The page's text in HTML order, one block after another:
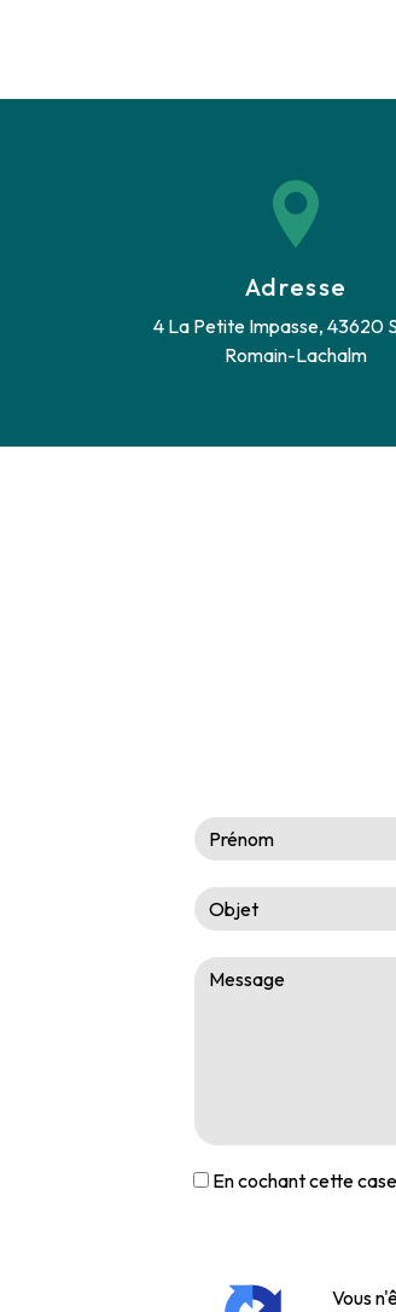
Adresse
4 La Petite Impasse, 43620
Romain-Lachalm
En cochant cette
Vous